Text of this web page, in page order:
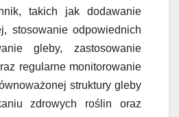
takich jak dodawanie
stosowanie odpowiednich
gleby, zastosowanie
regularne monitorowanie
struktury gleby
zdrowych roślin oraz